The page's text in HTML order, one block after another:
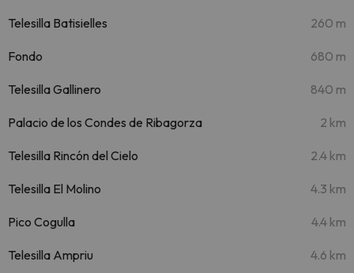
Telesilla Batisielles 260 m
Fondo 680 m
Telesilla Gallinero 840 m
Palacio de los Condes de Ribagorza 2 km
Telesilla Rincón del Cielo 2.4 km
Telesilla El Molino 4.3 km
Pico Cogulla 4.4 km
Telesilla Ampriu 4.6 km